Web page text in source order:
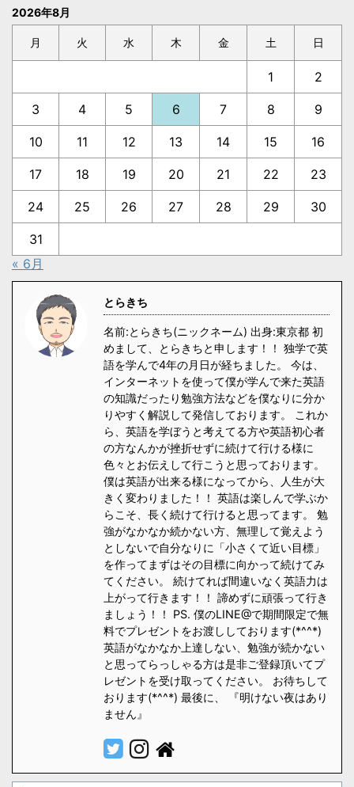
2026年8月
月 火 水 木 金 土 日
1 2
3 4 5 6 7 8 9
10 11 12 13 14 15 16
17 18 19 20 21 22 23
24 25 26 27 28 29 30
31
« 6月
とらきち
名前:とらきち(ニックネーム) 出身:東京都 初
めまして、とらきちと申します！！ 独学で英
語を学んで4年の月日が経ちました。 今は、
インターネットを使って僕が学んで来た英語
の知識だったり勉強方法などを僕なりに分か
りやすく解説して発信しております。 これか
ら、英語を学ぼうと考えてる方や英語初心者
の方なんかが挫折せずに続けて行ける様に
色々とお伝えして行こうと思っております。
僕は英語が出来る様になってから、人生が大
きく変わりました！！ 英語は楽しんで学ぶか
らこそ、長く続けて行けると思ってます。 勉
強がなかなか続かない方、無理して覚えよう
としないで自分なりに「小さくて近い目標」
を作ってまずはその目標に向かって続けてみ
てください。 続けてれば間違いなく英語力は
上がって行きます！！ 諦めずに頑張って行き
ましょう！！ PS. 僕のLINE@で期間限定で無
料でプレゼントをお渡ししております(*^^*)
英語がなかなか上達しない、勉強が続かない
と思ってらっしゃる方は是非ご登録頂いてプ
レゼントを受け取ってください。 お待ちして
おります(*^^*) 最後に、 『明けない夜はあり
ません』